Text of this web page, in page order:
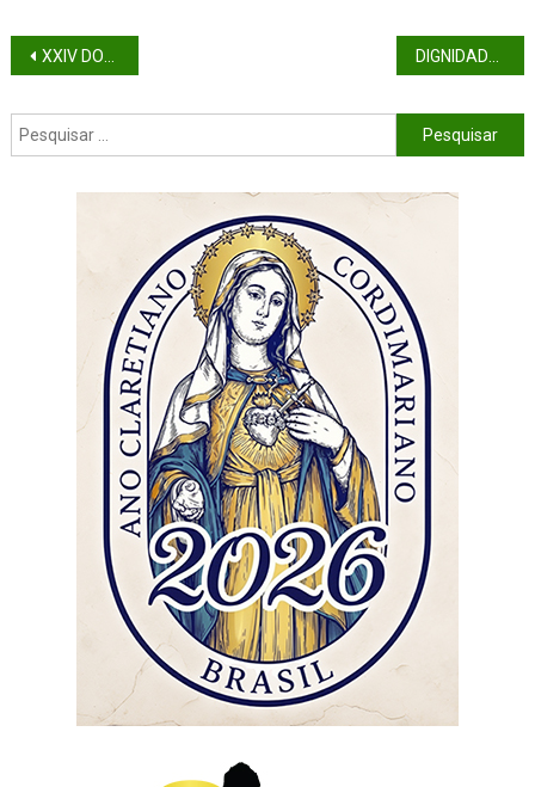
XXIV DOMINGO DO TEMPO COMUM (ANO C)